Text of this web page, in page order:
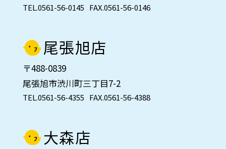
TEL.0561-56-0145 FAX.0561-56-0146
尾張旭店
〒488-0839
尾張旭市渋川町三丁目7-2
TEL.0561-56-4355 FAX.0561-56-4388
大森店